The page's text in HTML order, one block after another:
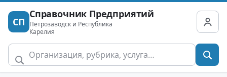
СП
Справочник Предприятий
Петрозаводск и Республика
Карелия